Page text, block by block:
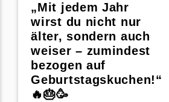
„Mit jedem Jahr
wirst du nicht nur
älter, sondern auch
weiser – zumindest
bezogen auf
Geburtstagskuchen!“
🔥🎂🥳